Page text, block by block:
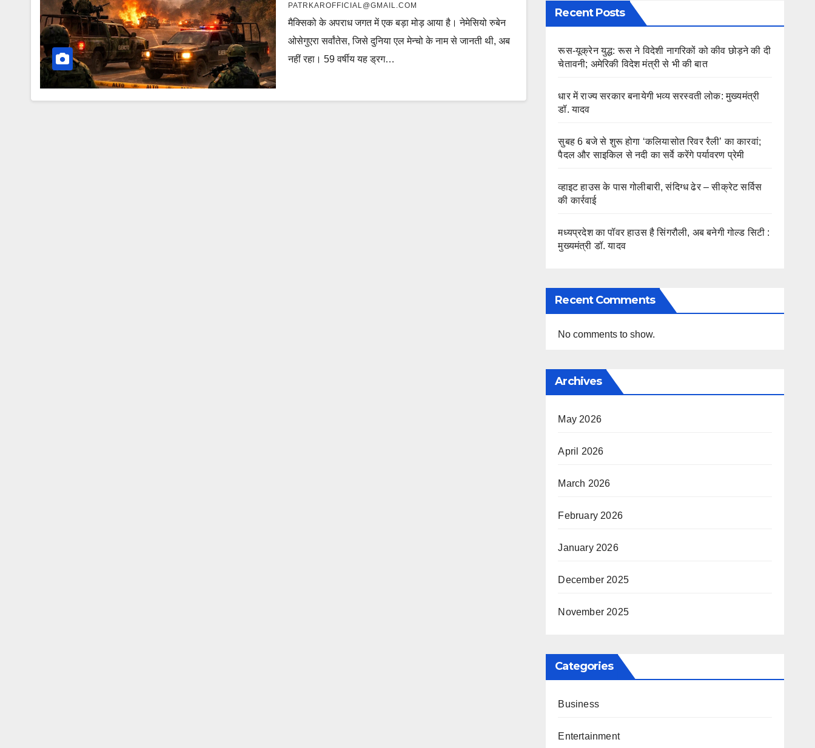
PATRKAROFFICIAL@GMAIL.COM
मैक्सिको के अपराध जगत में एक बड़ा मोड़ आया है। नेमेसियो रुबेन
ओसेगुएरा सर्वांतेस, जिसे दुनिया एल मेन्चो के नाम से जानती थी, अब
नहीं रहा। 59 वर्षीय यह ड्रग…
Recent Posts
रूस-यूक्रेन युद्ध: रूस ने विदेशी नागरिकों को कीव छोड़ने की दी
चेतावनी; अमेरिकी विदेश मंत्री से भी की बात
धार में राज्य सरकार बनायेगी भव्य सरस्वती लोक: मुख्यमंत्री
डॉ. यादव
सुबह 6 बजे से शुरू होगा ‘कलियासोत रिवर रैली’ का कारवां;
पैदल और साइकिल से नदी का सर्वे करेंगे पर्यावरण प्रेमी
व्हाइट हाउस के पास गोलीबारी, संदिग्ध ढेर – सीक्रेट सर्विस
की कार्रवाई
मध्यप्रदेश का पॉवर हाउस है सिंगरौली, अब बनेगी गोल्ड सिटी :
मुख्यमंत्री डॉ. यादव
Recent Comments
No comments to show.
Archives
May 2026
April 2026
March 2026
February 2026
January 2026
December 2025
November 2025
Categories
Business
Entertainment